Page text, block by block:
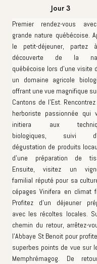
Jour 3
Premier rendez-vous
grande nature québécoise.
le petit-déjeuner, partez
découverte de la
québécoise lors d'une visite
un domaine agricole
offrant une vue magnifique
Cantons de l'Est.
herboriste passionnée qui
initiera aux
biologiques, suivi
dégustation de produits
d'une préparation de
Ensuite, visitez un
familial réputé pour sa
cépages Vinifera en climat
Profitez d'un déjeuner
avec les récoltes locales.
chemin du retour, arrêtez-
l'Abbaye St Benoit pour
superbes points de vue sur
Memphrémagog. De